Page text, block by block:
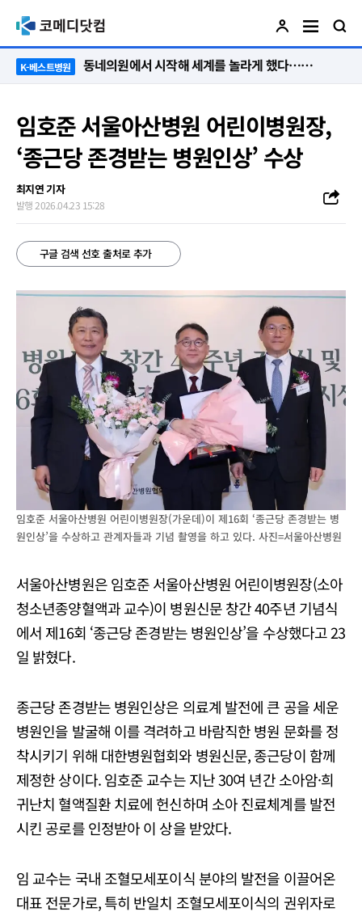
K-베스트병원 동네의원에서 시작해 세계를 놀라게 했다…관악구 50년 병원의 기적
임호준 서울아산병원 어린이병원장,
‘종근당 존경받는 병원인상’ 수상
최지연 기자
발행 2026.04.23 15:28
구글 검색 선호 출처로 추가
임호준 서울아산병원 어린이병원장(가운데)이 제16회 ‘종근당 존경받는 병
원인상’을 수상하고 관계자들과 기념 촬영을 하고 있다. 사진=서울아산병원
서울아산병원은 임호준 서울아산병원 어린이병원장(소아
청소년종양혈액과 교수)이 병원신문 창간 40주년 기념식
에서 제16회 ‘종근당 존경받는 병원인상’을 수상했다고 23
일 밝혔다.
종근당 존경받는 병원인상은 의료계 발전에 큰 공을 세운
병원인을 발굴해 이를 격려하고 바람직한 병원 문화를 정
착시키기 위해 대한병원협회와 병원신문, 종근당이 함께
제정한 상이다. 임호준 교수는 지난 30여 년간 소아암·희
귀난치 혈액질환 치료에 헌신하며 소아 진료체계를 발전
시킨 공로를 인정받아 이 상을 받았다.
임 교수는 국내 조혈모세포이식 분야의 발전을 이끌어온
대표 전문가로, 특히 반일치 조혈모세포이식의 권위자로